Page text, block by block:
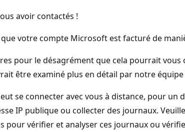
avoir contactés !
que votre compte Microsoft est facturé de
pour le désagrément que cela pourrait
être examiné plus en détail par notre
se connecter avec vous à distance, pour un
IP publique ou collecter des journaux.
pour vérifier et analyser ces journaux ou